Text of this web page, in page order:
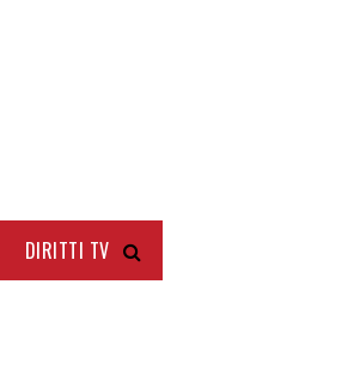
DIRITTI TV